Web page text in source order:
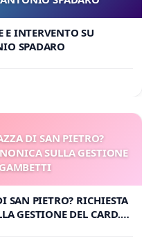
INTERVENTO SU
SPADARO
DI SAN PIETRO?
SULLA GESTIONE
SAN PIETRO? RICHIESTA
GESTIONE DEL CARD.